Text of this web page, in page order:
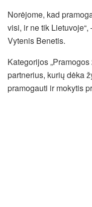
Norėjome, kad
visi, ir ne tik
Vytenis Benetis.
Kategorijos
partnerius, kurių dėka
pramogauti ir mokytis